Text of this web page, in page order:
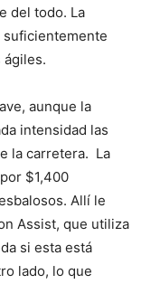
del todo. La
ágiles.
aunque la
intensidad las
la carretera. La
$1,400
Allí le
Assist, que utiliza
si esta está
lado, lo que